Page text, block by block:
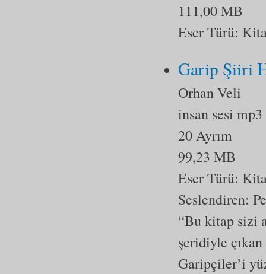
111,00 MB
Eser Türü:
Garip Şiiri
Orhan Veli
insan sesi mp3
20 Ayrım
99,23 MB
Eser Türü:
Seslendiren:
“Bu kitap sizi
şeridiyle
Garipçiler’i